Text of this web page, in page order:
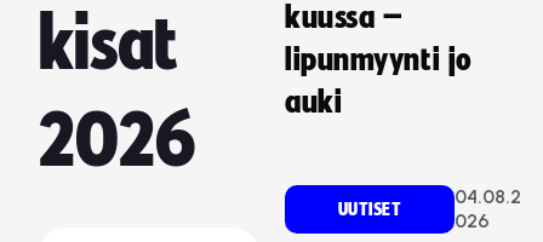
kisat
2026
kuussa –
lipunmyynti jo
auki
UUTISET
04.08.2
026